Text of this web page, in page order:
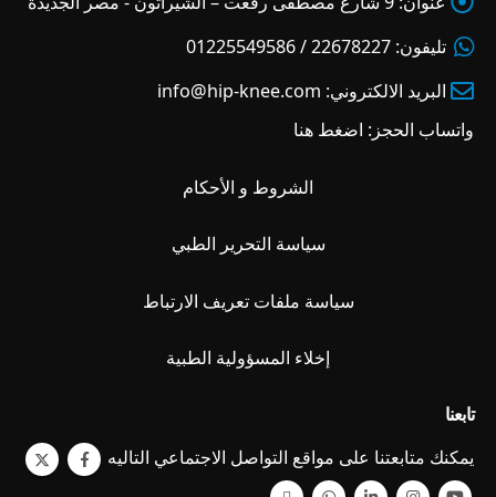
تليفون: 22678227 / 01225549586
البريد الالكتروني: info@hip-knee.com
واتساب الحجز: اضغط هنا
الشروط و الأحكام
سياسة التحرير الطبي
سياسة ملفات تعريف الارتباط
إخلاء المسؤولية الطبية
تابعنا
يمكنك متابعتنا على مواقع التواصل الاجتماعي التاليه